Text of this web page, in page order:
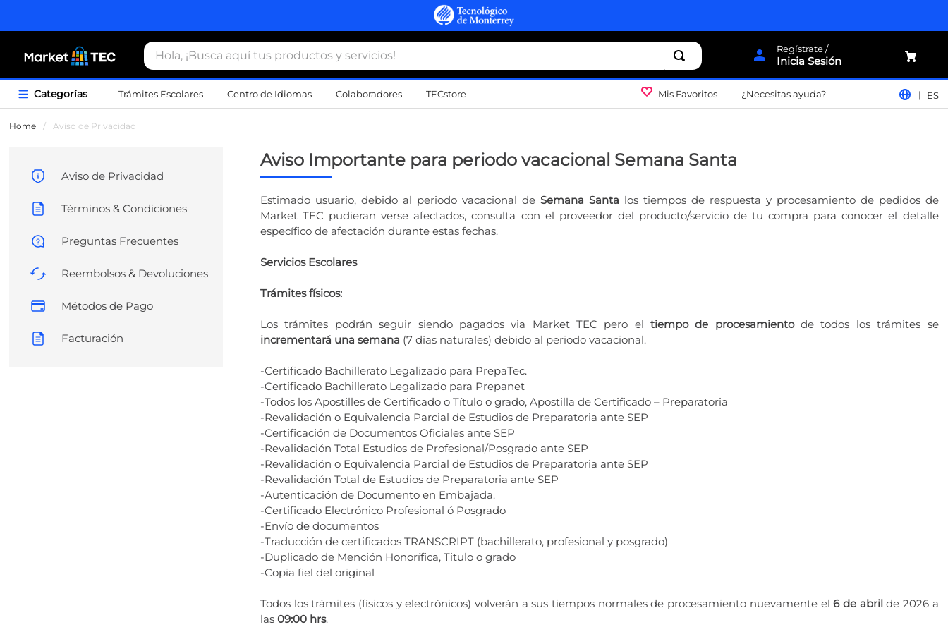
Hola, ¡Busca aquí tus productos y servicios!
Inicia Sesión
Trámites Escolares Centro de Idiomas Colaboradores TECstore Mis Favoritos ¿Necesitas ayuda? ES
Home / Aviso de Privacidad
Aviso de Privacidad
Términos & Condiciones
Preguntas Frecuentes
Reembolsos & Devoluciones
Métodos de Pago
Facturación
Aviso Importante para periodo vacacional Semana Santa
Estimado usuario, debido al periodo vacacional de Semana Santa los tiempos de respuesta y procesamiento de pedidos de
Market TEC pudieran verse afectados, consulta con el proveedor del producto/servicio de tu compra para conocer el detalle
específico de afectación durante estas fechas.
Servicios Escolares
Trámites físicos:
Los trámites podrán seguir siendo pagados via Market TEC pero eltiempo de procesamientode todos los trámites se
incrementará una semana (7 días naturales) debido al periodo vacacional.
-Certificado Bachillerato Legalizado para PrepaTec.
-Certificado Bachillerato Legalizado para Prepanet
-Todos los Apostilles de Certificado o Título o grado, Apostilla de Certificado – Preparatoria
-Revalidación o Equivalencia Parcial de Estudios de Preparatoria ante SEP
-Certificación de Documentos Oficiales ante SEP
-Revalidación Total Estudios de Profesional/Posgrado ante SEP
-Revalidación o Equivalencia Parcial de Estudios de Preparatoria ante SEP
-Revalidación Total de Estudios de Preparatoria ante SEP
-Autenticación de Documento en Embajada.
-Certificado Electrónico Profesional ó Posgrado
-Envío de documentos
-Traducción de certificados TRANSCRIPT (bachillerato, profesional y posgrado)
-Duplicado de Mención Honorífica, Titulo o grado
-Copia fiel del original
Todos los trámites (físicos y electrónicos) volverán a sus tiempos normales de procesamiento nuevamente el6 de abrilde 2026 a
las09:00 hrs.
2.
seguros
3.
movilidad
4.
sudadera
6.
credencial
7.
certificado